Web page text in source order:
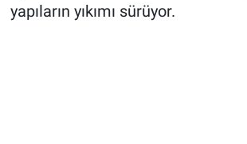
yapıların yıkımı sürüyor.